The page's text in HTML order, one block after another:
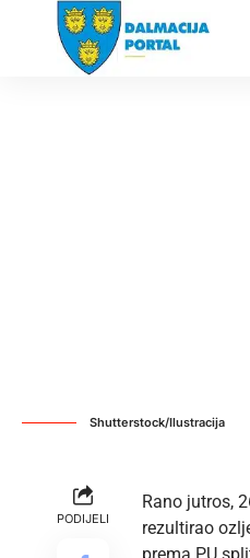
Shutterstock/Ilustracija
PODIJELI
Rano jutros,
rezultirao
prema PU